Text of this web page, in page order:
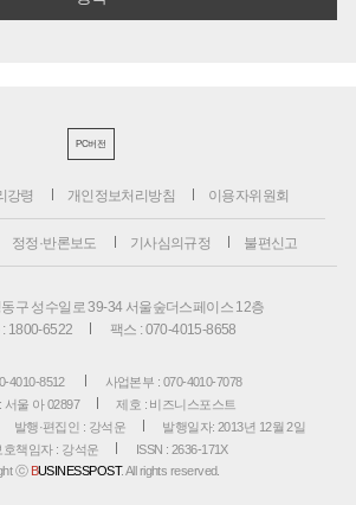
PC버전
강령 개인정보처리방침 이용자위원회
정정·반론보도 기사심의규정 불편신고
구 성수일로 39-34 서울숲더스페이스 12층
1800-6522
팩스 : 070-4015-8658
4010-8512
사업본부 : 070-4010-7078
서울 아 02897
제호 : 비즈니스포스트
발행·편집인 : 강석운
발행일자: 2013년 12월 2일
호책임자 : 강석운
ISSN : 2636-171X
ⓒ BUSINESSPOST. All rights reserved.